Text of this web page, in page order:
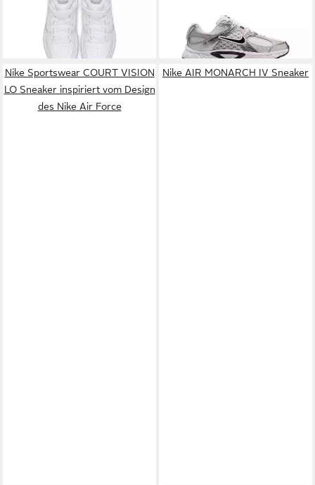
Air Force 1, für Kinder
+2
5 für Jugendliche
Nike Sportswear COURT VISION
LO Sneaker inspiriert vom Design
des Nike Air Force
Nike AIR MONARCH IV Sneaker